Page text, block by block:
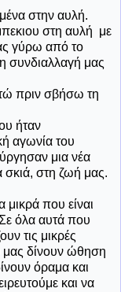
στην αυλή.
στη αυλή με
γύρω από το
συνδιαλλαγή μας
πριν σβήσω τη
ήταν
αγωνία του
μια νέα
σκιά, στη ζωή μας.
που είναι
όλα αυτά που
τις μικρές
μας δίνουν ώθηση
όραμα και
και να